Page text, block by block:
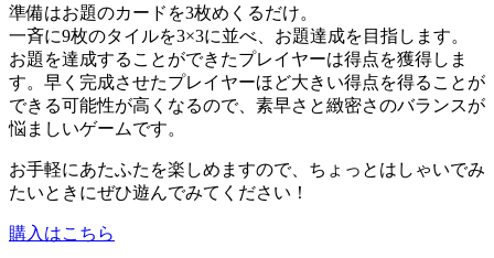
準備はお題のカードを3枚めくるだけ。
一斉に9枚のタイルを3×3に並べ、お題達成を目指します。
お題を達成することができたプレイヤーは得点を獲得しま
す。早く完成させたプレイヤーほど大きい得点を得ることが
できる可能性が高くなるので、素早さと緻密さのバランスが
悩ましいゲームです。
お手軽にあたふたを楽しめますので、ちょっとはしゃいでみ
たいときにぜひ遊んでみてください！
購入はこちら